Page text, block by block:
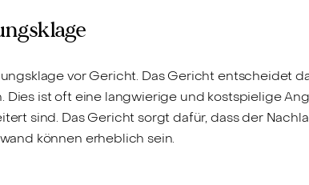
vor Gericht. Das Gericht entscheidet
ist oft eine langwierige und kostspielige
sind. Das Gericht sorgt dafür, dass der
können erheblich sein.